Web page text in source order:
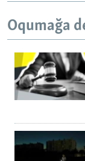
Oqumağa